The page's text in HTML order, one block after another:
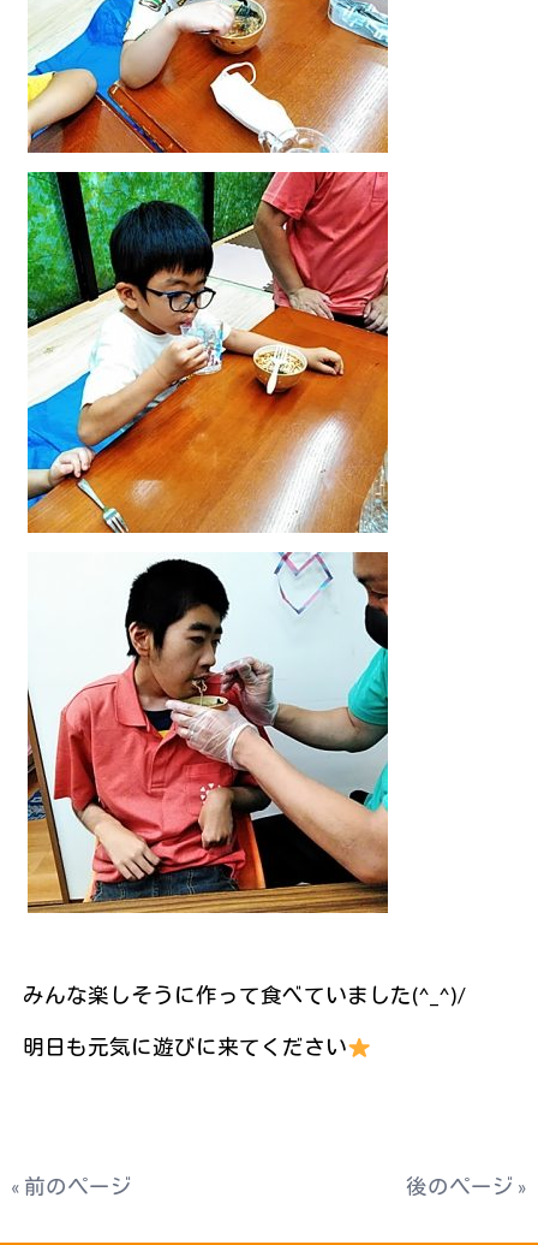
みんな楽しそうに作って食べていました(^_^)/
明日も元気に遊びに来てください
« 前のページ 後のページ »